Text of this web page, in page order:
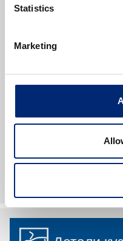
Statistics
Marketing
Обгонные муфты
Высоковольтные